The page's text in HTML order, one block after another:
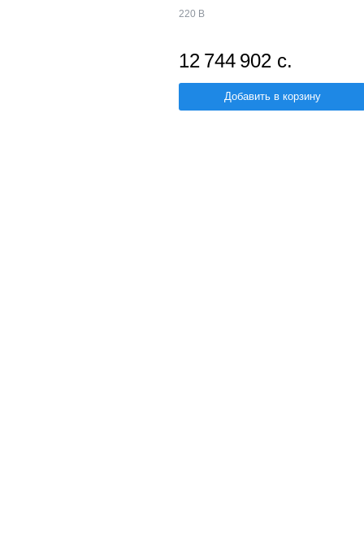
220 В
12 744 902 с.
Добавить в корзину